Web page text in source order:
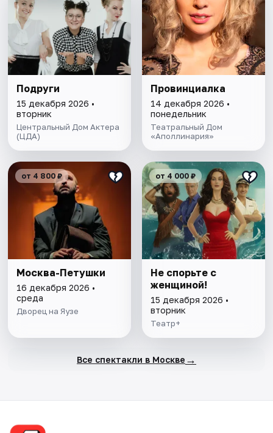
Подруги
15 декабря 2026 •
вторник
Центральный Дом Актера
(ЦДА)
Провинциалка
14 декабря 2026 •
понедельник
Театральный Дом
«Аполлинария»
от 4 800 ₽
Москва-Петушки
16 декабря 2026 •
среда
Дворец на Яузе
от 4 000 ₽
Не спорьте с
женщиной!
15 декабря 2026 •
вторник
Театр+
Все спектакли в Москве →